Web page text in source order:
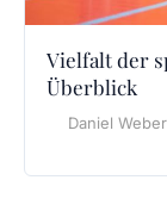
Vielfalt der
Überblick
Daniel Weber